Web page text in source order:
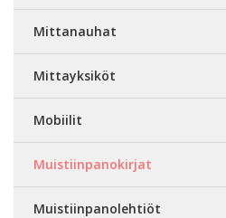
Mittanauhat
Mittayksiköt
Mobiilit
Muistiinpanokirjat
Muistiinpanolehtiöt